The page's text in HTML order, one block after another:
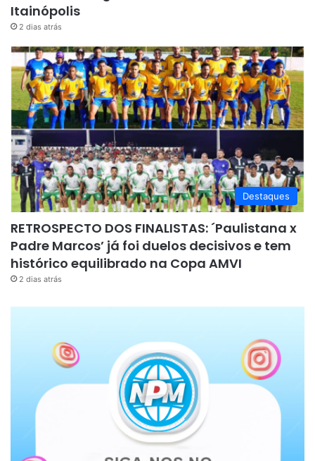
Itainópolis
2 dias atrás
Destaques
RETROSPECTO DOS FINALISTAS: ´Paulistana x
Padre Marcos’ já foi duelos decisivos e tem
histórico equilibrado na Copa AMVI
2 dias atrás